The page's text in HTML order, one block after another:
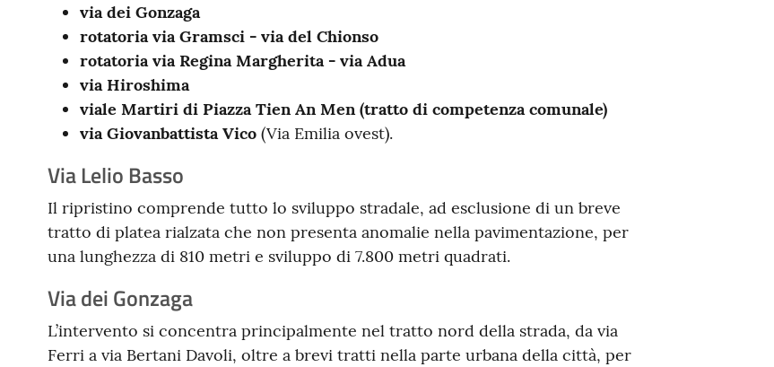
via dei Gonzaga
rotatoria via Gramsci - via del Chionso
rotatoria via Regina Margherita - via Adua
via Hiroshima
viale Martiri di Piazza Tien An Men (tratto di competenza comunale)
via Giovanbattista Vico (Via Emilia ovest).
Via Lelio Basso
Il ripristino comprende tutto lo sviluppo stradale, ad esclusione di un breve
tratto di platea rialzata che non presenta anomalie nella pavimentazione, per
una lunghezza di 810 metri e sviluppo di 7.800 metri quadrati.
Via dei Gonzaga
L’intervento si concentra principalmente nel tratto nord della strada, da via
Ferri a via Bertani Davoli, oltre a brevi tratti nella parte urbana della città, per